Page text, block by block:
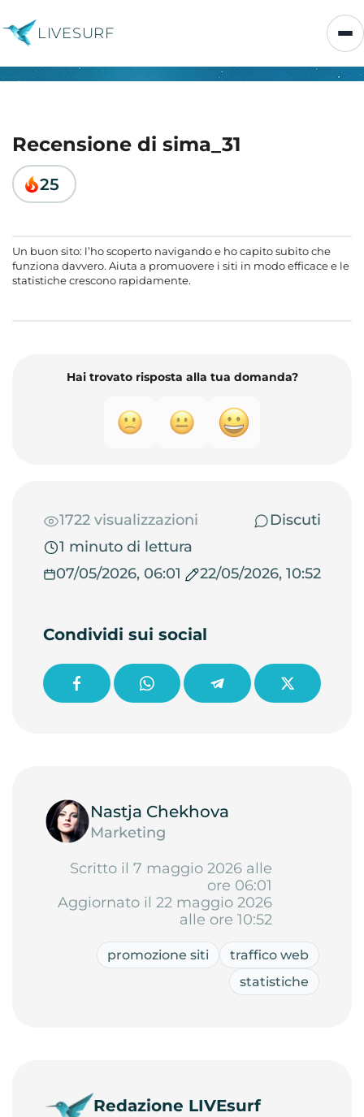
LIVESURF
Recensione di sima_31
25
Un buon sito: l’ho scoperto navigando e ho capito subito che
funziona davvero. Aiuta a promuovere i siti in modo efficace e le
statistiche crescono rapidamente.
Hai trovato risposta alla tua domanda?
1722 visualizzazioni
Discuti
1 minuto di lettura
07/05/2026, 06:01
22/05/2026, 10:52
Condividi sui social
Nastja Chekhova
Marketing
Scritto il 7 maggio 2026 alle
ore 06:01
Aggiornato il 22 maggio 2026
alle ore 10:52
promozione siti
traffico web
statistiche
Redazione LIVEsurf